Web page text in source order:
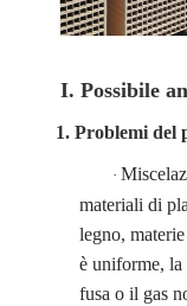
I. Possibile
1. Problemi del
·
materiali di
legno,
è uniforme, la
fusa o il gas